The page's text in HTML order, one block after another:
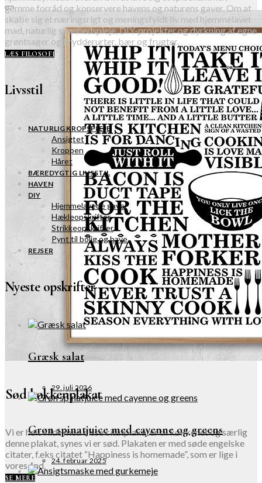
Sød køkkenplakat
Vi er helt vilde med disse citatplakater til køkkenet og særlig
denne plakat, synes vi er sød. Plakaten er med søde engelske
citater, f.eks citatet “Happiness is homemade”, som er lige i
vores ånd.
SE MERE
gemme forråd og konservere havens og naturens gaver. Om at
skabe sig et næringsrigt og meningsfyldt liv med hjemmelavet
mad, naturlig skønhedspleje, DIY-projekter og dyrkning af egne
grøntsager og krydderurter, bær og frugter.
LÆS FILOSOFI
Livsstil
NATURLIG KROPSPLEJE
Ansigtet
Kroppen
Håret
BÆREDYGTIG LIVSSTIL
HAVEN
DIY
Hjemmelavede gaver
Hækleopskrifter
Strikkeopskrifter
Pynt til bolig og have
REJSER
Nyeste opskrifter
Græsk salat
29. juli 2026
Grøn spinatjuice med cayenne og greens
24. februar 2025